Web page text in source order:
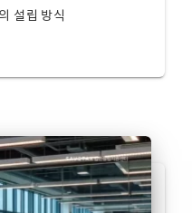
설립 방식